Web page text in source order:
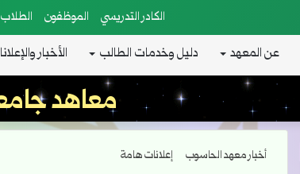
الكادر التدريسي الموظفون الطلاب
عن المعهد دليل وخدمات الطالب الأخبار
معاهد
أخبار معهد الحاسوب إعلانات هامة